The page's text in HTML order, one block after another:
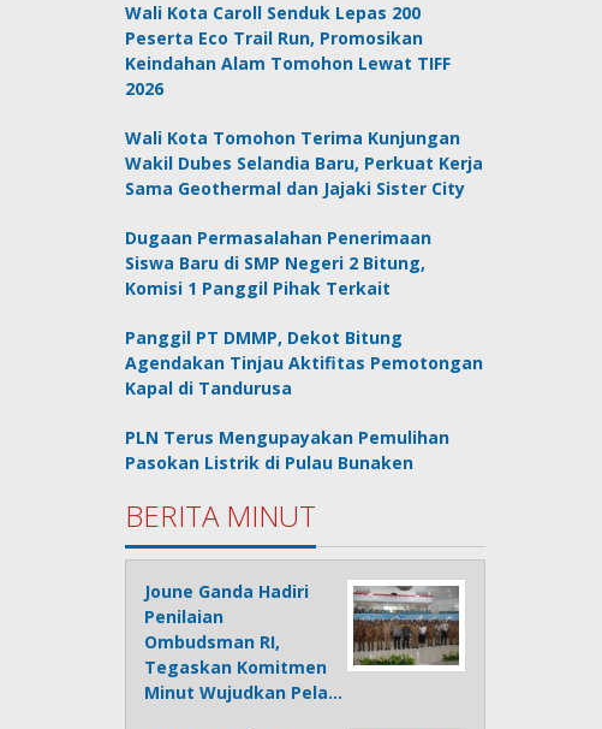
Wali Kota Caroll Senduk Lepas 200
Peserta Eco Trail Run, Promosikan
Keindahan Alam Tomohon Lewat TIFF
2026
Wali Kota Tomohon Terima Kunjungan
Wakil Dubes Selandia Baru, Perkuat Kerja
Sama Geothermal dan Jajaki Sister City
Dugaan Permasalahan Penerimaan
Siswa Baru di SMP Negeri 2 Bitung,
Komisi 1 Panggil Pihak Terkait
Panggil PT DMMP, Dekot Bitung
Agendakan Tinjau Aktifitas Pemotongan
Kapal di Tandurusa
PLN Terus Mengupayakan Pemulihan
Pasokan Listrik di Pulau Bunaken
BERITA MINUT
Joune Ganda Hadiri
Penilaian
Ombudsman RI,
Tegaskan Komitmen
Minut Wujudkan Pela…